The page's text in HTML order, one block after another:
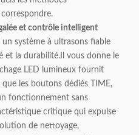
et contrôle intelligent
système à ultrasons fiable
et la durabilité.Il vous donne le
LED lumineux fournit
les boutons dédiés TIME,
fonctionnement sans
critique qui expulse
de nettoyage,